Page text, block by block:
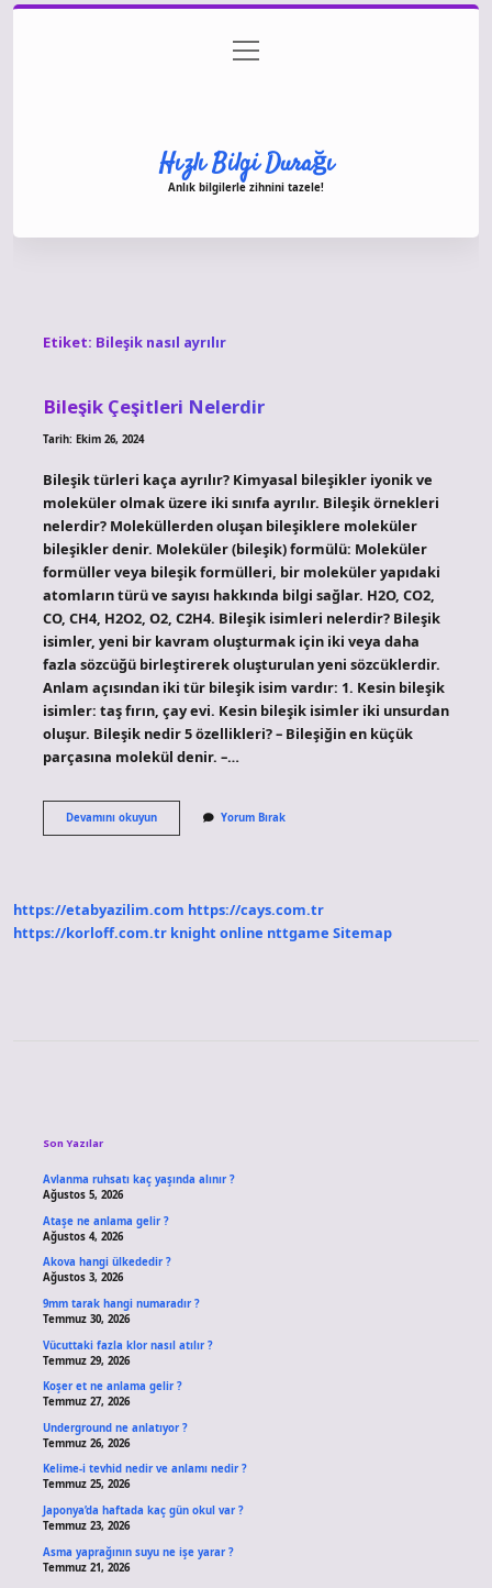
Gizlilik Politikası
menüyü
aç
Hızlı Bilgi Durağı
Anlık bilgilerle zihnini tazele!
Etiket: Bileşik nasıl ayrılır
Bileşik Çeşitleri Nelerdir
Tarih: Ekim 26, 2024
Bileşik türleri kaça ayrılır? Kimyasal bileşikler iyonik ve
moleküler olmak üzere iki sınıfa ayrılır. Bileşik örnekleri
nelerdir? Moleküllerden oluşan bileşiklere moleküler
bileşikler denir. Moleküler (bileşik) formülü: Moleküler
formüller veya bileşik formülleri, bir moleküler yapıdaki
atomların türü ve sayısı hakkında bilgi sağlar. H2O, CO2,
CO, CH4, H2O2, O2, C2H4. Bileşik isimleri nelerdir? Bileşik
isimler, yeni bir kavram oluşturmak için iki veya daha
fazla sözcüğü birleştirerek oluşturulan yeni sözcüklerdir.
Anlam açısından iki tür bileşik isim vardır: 1. Kesin bileşik
isimler: taş fırın, çay evi. Kesin bileşik isimler iki unsurdan
oluşur. Bileşik nedir 5 özellikleri? – Bileşiğin en küçük
parçasına molekül denir. –…
Devamını okuyunBileşik
Çeşitleri
Yorum Bırak
https://etabyazilim.com https://cays.com.tr
https://korloff.com.tr knight online nttgame Sitemap
Son Yazılar
Avlanma ruhsatı kaç yaşında alınır ?
Ağustos 5, 2026
Ataşe ne anlama gelir ?
Ağustos 4, 2026
Akova hangi ülkededir ?
Ağustos 3, 2026
9mm tarak hangi numaradır ?
Temmuz 30, 2026
Vücuttaki fazla klor nasıl atılır ?
Temmuz 29, 2026
Koşer et ne anlama gelir ?
Temmuz 27, 2026
Underground ne anlatıyor ?
Temmuz 26, 2026
Kelime-i tevhid nedir ve anlamı nedir ?
Temmuz 25, 2026
Japonya’da haftada kaç gün okul var ?
Temmuz 23, 2026
Asma yaprağının suyu ne işe yarar ?
Temmuz 21, 2026